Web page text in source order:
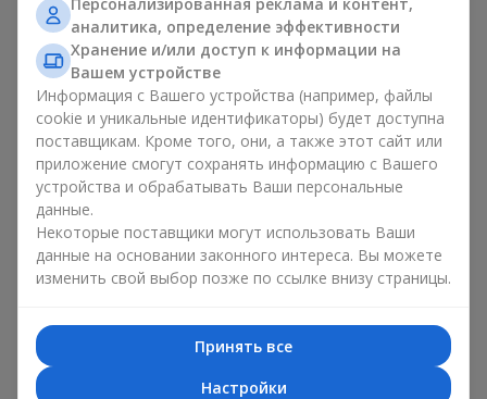
меньше, чем наполнение. Именно праздничное оформление
превращает обычный букет в корзине из фруктов в
гастрономический подарок. В компанииFlowers.uaмы
всегда учитываем пожелания клиента при создании декора.
При формировании композиции используются натуральные
материалы, продуманная упаковка вкуса и, конечно,
декоративные элементы, соответствующие событию.
По желанию клиента корзина с фруктами может быть
оформлена в прозрачной пленке или стильной коробке —
всегда с праздничной подачей, которая выглядит аккуратно
и презентабельно.
Тематические фруктовые
композиции для праздников
и сезонов
аналитика, определение эффективности
Хранение и/или доступ к информации на
Вашем устройстве
Информация с Вашего устройства (например, файлы
cookie и уникальные идентификаторы) будет доступна
поставщикам. Кроме того, они, а также этот сайт или
приложение смогут сохранять информацию с Вашего
устройства и обрабатывать Ваши персональные
данные.
Некоторые поставщики могут использовать Ваши
данные на основании законного интереса. Вы можете
изменить свой выбор позже по ссылке внизу страницы.
Принять все
Настройки